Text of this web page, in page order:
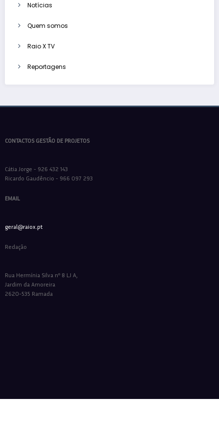
Notícias
Quem somos
Raio X TV
Reportagens
CONTACTOS GESTÃO DE PROJETOS
Cátia Jorge - 926 432 143
Ricardo Gaudêncio - 966 097 293
EMAIL
geral@raiox.pt
Redação
Rua Hermínia Silva nº 8 LJ A,
Jardim da Amoreira
2620-535 Ramada